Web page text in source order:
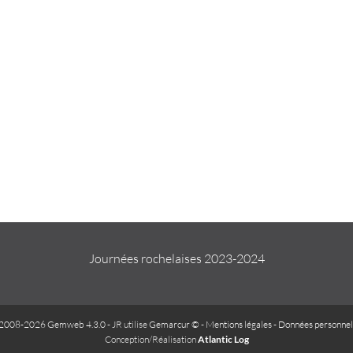
Journées rochelaises 2023-2024
2026 Gemweb 4.3.0- JR utiliseGemarcur © - Mentions légales- Données
Conception/RéalisationAtlantic Log